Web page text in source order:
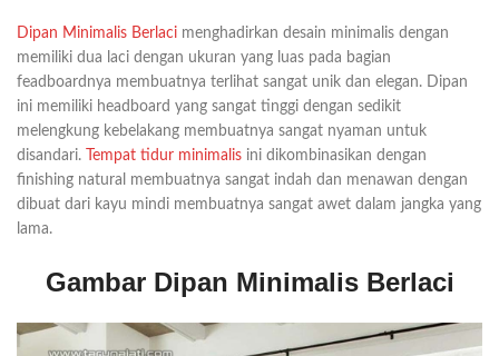
Dipan Minimalis Berlaci menghadirkan desain minimalis dengan
memiliki dua laci dengan ukuran yang luas pada bagian
feadboardnya membuatnya terlihat sangat unik dan elegan. Dipan
ini memiliki headboard yang sangat tinggi dengan sedikit
melengkung kebelakang membuatnya sangat nyaman untuk
disandari.
Tempat tidur minimalis ini dikombinasikan dengan
finishing natural membuatnya sangat indah dan menawan dengan
dibuat dari kayu mindi membuatnya sangat awet dalam jangka yang
lama.
Gambar Dipan Minimalis Berlaci